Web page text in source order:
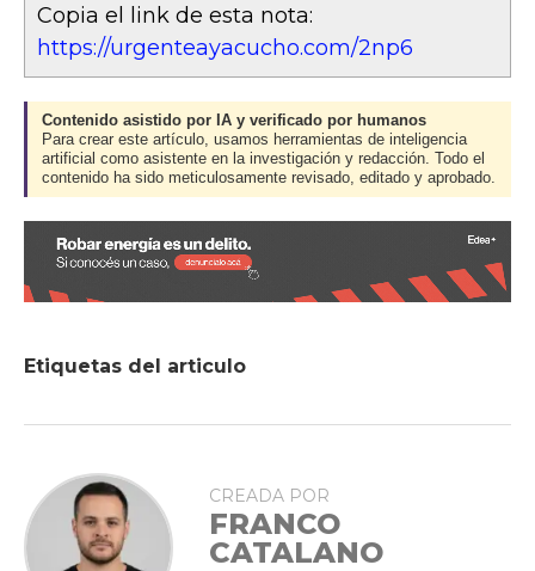
Copia el link de esta nota:
https://urgenteayacucho.com/2np6
Contenido asistido por IA y verificado por humanos
Para crear este artículo, usamos herramientas de inteligencia
artificial como asistente en la investigación y redacción. Todo el
contenido ha sido meticulosamente revisado, editado y aprobado.
Etiquetas del articulo
CREADA POR
FRANCO
CATALANO